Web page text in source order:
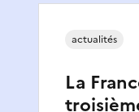
La
actualités